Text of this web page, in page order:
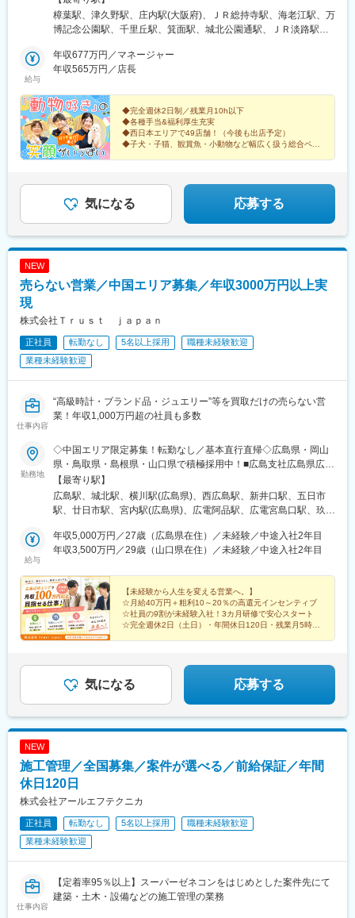
駅、あすなろう四日市駅、菰野駅、松ケ崎駅(三重県)、志摩横山
駅、五十鈴ケ丘駅、茅町駅、守山駅、八日市駅、長浜駅、草津駅
ブル八幡宮山上駅、東寺駅、茶山・京都芸術大学駅、淀駅、京都
駅、高の原駅、西梅田駅、鴻池新田駅、三国駅(大阪府)、日本橋駅
海線)、泉ケ丘駅、なかもず駅、摂津富田駅、近鉄八尾駅、七道
駅、樟葉駅、門真市駅、和泉中央駅、今福鶴見駅、河内松原駅、
住道駅、深江橋駅、天王寺駅、岡田浦駅、宇野辺駅、池田駅(大阪
府)、北巽駅、東岸和田駅、ドーム前駅、衣摺加美北駅、新福島
駅、高鷲駅、千船駅、天下茶屋駅、天王寺駅前駅、大日駅、園田
市場前駅、久寿川駅、箕谷駅、新長田駅、大久保駅(兵庫県)、鼓滝
駅、郡山駅(奈良県)、金橋駅、尼ケ辻駅、東生駒駅、中松江駅、湖
山駅、後藤駅、松江駅、球場前駅(岡山県)、清輝橋駅、久世駅、八
丁堀駅(広島県)、東福山駅、廿日市市役所前・平良駅、天神川駅、
広島駅、西条駅(広島県)、下祇園駅、新広駅、商工センター入口
駅、今治駅、久留米大学前駅、香椎宮前駅、天道駅、小倉駅(福岡
県)、賀茂駅、天神南駅、東比恵駅、橋本駅(福岡県)、南福岡駅、
駅、赤間駅、博多南駅、二島駅、佐賀駅、肥前鹿島駅、大橋駅(長
崎県)、熊本駅前駅、東海学園前駅、黒髪町駅、豊後国分駅、別府
駅(大分県)、南宮崎駅、宮城野通駅、栄町駅(千葉県)、京成西船
駅、大師前駅、東池袋駅、六本木一丁目駅、蒲田駅、お花茶屋
駅、平沼橋駅、センター北駅、京急川崎駅、北茅ケ崎駅、新魚津
駅、東三日市駅、古庄駅、中岡崎駅、千種駅、新正駅、広小路駅
(三重県)、元田中駅、北新地駅、近鉄日本橋駅、大国町駅、中百舌
鳥駅、大和川駅、横堤駅、大阪阿部野橋駅、茨木駅、大正駅(大阪
ッディタウン駅、駒ケ林駅、多田駅(兵庫県)、三本松口駅、立町
駅、宮内駅(広島県)、矢賀駅、猿猴橋町駅、新井口駅、西鉄千早
駅、平和通駅、次郎丸駅、西鉄福岡駅、徳力公団前駅、浦上車庫
駅、熊本駅、坪井川公園駅、仙台駅(地下鉄)、千葉駅、東中山駅、
乃木坂駅、車道駅、近鉄四日市駅、九条駅(京都府)、大阪駅、大阪
之島駅、西天下茶屋駅、阿倍野駅(地下鉄)、石屋川駅、西代駅、胡
町駅、宮内串戸駅、的場町駅、井口駅(広島県)、千早駅、旦過駅、
島県・鳥取県・島根県・福岡県の直営店舗◎現在、愛知県・鳥取
県・中国地方エリアを積極採用中です！＜勤務地＞■大阪府／大阪
市・豊中市・枚方市・高槻市■京都府／京都市・八幡市・木津川市
■兵庫県／西宮市・伊丹市・加古川市・明石市・神戸市■奈良県／
市■愛知県／名古屋市・日進市・知多市・江南市■徳島県／板野郡
藍住町■香川県／高松市■愛媛県／今治市・伊予郡松前町■高知県
／高知市■広島県／広島市・福山市・廿日市市 ■鳥取県／鳥取市■
島根県／出雲市・松江市■福岡県／筑紫野市・北九州市◎受動喫煙
対策：分煙※喫煙所あり
樟葉駅、津久野駅、庄内駅(大阪府)、ＪＲ総持寺駅、海老江駅、万
博記念公園駅、千里丘駅、箕面駅、城北公園通駅、ＪＲ淡路駅、
田駅、井原里駅、住之江公園駅、西二見駅、伊丹駅(阪急線)、加古
川駅、春日野道駅(阪神線)、西ノ京駅、大和高田駅、笠縫駅、浮孔
都芸術大学駅、東松江駅(和歌山県)、江南駅(愛知県)、古見駅(愛知
県)、港区役所駅、赤池駅(愛知県)、勝瑞駅、高知駅、伏石駅、古
泉駅、今治駅、道上駅、廿日市市役所前・平良駅、商工センター
入口駅、湖山駅、松江駅、出雲市駅、朝倉街道駅、西小倉駅、野
田駅(阪神線)、公園東口駅、下新庄駅、大小路駅、岩屋駅(兵庫
駅、平和通駅、野田阪神駅、淡路駅、花田口駅、灘駅、草津南
駅、小倉駅(福岡県)
給与
年収677万円／マネージャー
年収565万円／店長
◆完全週休2日制／残業月10h以下
◆各種手当&福利厚生充実
◆西日本エリアで49店舗！（今後も出店予定）
◆子犬・子猫、観賞魚・小動物など幅広く扱う総合ペッ
気になる 応募する
NEW
売らない営業／中国エリア募集／年収3000万円以上実
現
株式会社Ｔｒｕｓｔ ｊａｐａｎ
正社員 転勤なし 5名以上採用
職種未経験歓迎
業種未経験歓迎
仕事内容
“高級時計・ブランド品・ジュエリー”等を買取だけの売らない営
業！年収1,000万円超の社員も多数
勤務地
◇中国エリア限定募集！転勤なし／基本直行直帰◇広島県・岡山
県・鳥取県・島根県・山口県で積極採用中！■広島支社広島県広島
市中区大手町3丁目1-3 IT大手町ビル▽▽▽全国に営業所も展開
▽▽▽■東京支社・東京都中央区新川1-3-3 グリーンオーク茅場町
４F■大阪支社・大阪府大阪市西区京町堀1丁目3-3 肥後橋パーク
岡支社・福岡県福岡市東区馬出5-2-20■仙台支社・宮城県仙台市青
葉区中央4-10-3※転勤一切なし
【最寄り駅】
広島駅、城北駅、横川駅(広島県)、西広島駅、新井口駅、五日市
駅、廿日市駅、宮内駅(広島県)、広電阿品駅、広電宮島口駅、玖波
駅、八本松駅、寺家駅、西条駅(広島県)、西高屋駅、河内駅、本郷
駅(広島県)、三原駅、糸崎駅、尾道駅、新尾道駅、松永駅、備後赤
川原石駅、吉浦駅、かるが浜駅、天応駅、呉ポートピア駅、小屋
浦駅、安芸阿賀駅、新広駅、広駅、竹原駅、忠海駅、入野駅(広島
県)、安芸津駅、安浦駅、安登駅、安芸川尻駅、仁方駅、吉名駅、
大乗駅、安芸長浜駅、東尾道駅、神辺駅、湯野駅、道上駅、万能
倉駅、駅家駅、近田駅、戸手駅、新市駅、鵜飼駅(広島県)、府中駅
あき亀山駅、上八木駅、七軒茶屋駅、大町駅(広島県)、古市橋駅、
下祇園駅、安芸長束駅、三滝駅、戸坂駅、安芸矢口駅、玖村駅、
清音駅、備中高梁駅、新見駅、津山駅、東津山駅、林野駅、勝間
田駅、和気駅、熊山駅、万富駅、瀬戸駅、宇野駅、常山駅、八浜
駅、備前田井駅、彦崎駅、久々原駅、吉備津駅、備前一宮駅、大
前片上駅、伊部駅、日生駅、岩国駅、南岩国駅、藤生駅、通津
駅、由宇駅、神代駅(山口県)、大畠駅、柳井港駅、柳井駅、田布施
駅、上嘉川駅、周防佐山駅、岐波駅、宇部駅、小野田駅、厚狭
駅、埴生駅、小月駅、長府駅、新下関駅、幡生駅、下関駅、湯田
給与
年収5,000万円／27歳（広島県在住）／未経験／中途入社2年目
年収3,500万円／29歳（山口県在住）／未経験／中途入社2年目
【未経験から人生を変える営業へ。】
☆月給40万円＋粗利10～20％の高還元インセンティブ
☆社員の9割が未経験入社！3カ月研修で安心スタート
☆完全週休2日（土日）・年間休日120日・残業月5時間
気になる 応募する
NEW
施工管理／全国募集／案件が選べる／前給保証／年間
休日120日
株式会社アールエフテクニカ
正社員 転勤なし 5名以上採用
職種未経験歓迎
業種未経験歓迎
仕事内容
【定着率95％以上】スーパーゼネコンをはじめとした案件先にて
建築・土木・設備などの施工管理の業務